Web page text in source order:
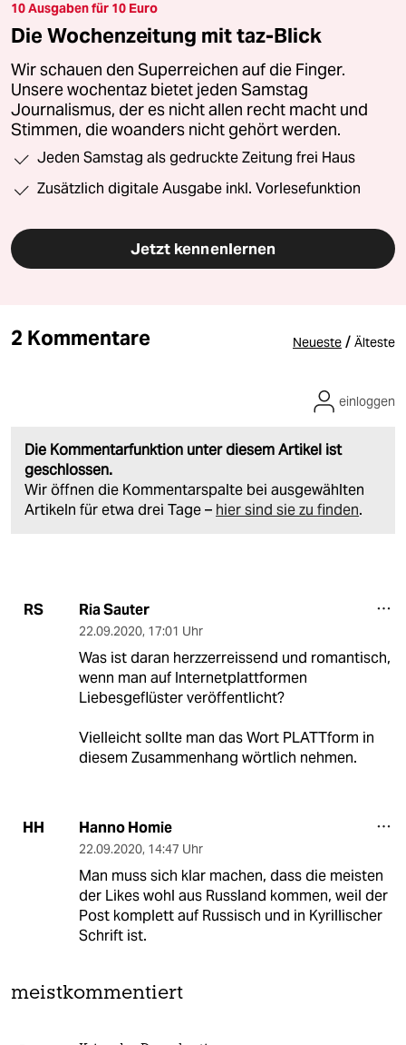
10 Ausgaben für 10 Euro
Die Wochenzeitung mit taz-Blick
Wir schauen den Superreichen auf die Finger.
Unsere wochentaz bietet jeden Samstag
Journalismus, der es nicht allen recht macht und
Stimmen, die woanders nicht gehört werden.
Jeden Samstag als gedruckte Zeitung frei Haus
Zusätzlich digitale Ausgabe inkl. Vorlesefunktion
Jetzt kennenlernen
2 Kommentare Neueste / Älteste
Die Kommentarfunktion unter diesem Artikel ist
geschlossen.
Wir öffnen die Kommentarspalte bei ausgewählten
Artikeln für etwa drei Tage – hier sind sie zu finden.
einloggen
RS Ria Sauter
22.09.2020, 17:01 Uhr
Was ist daran herzzerreissend und romantisch,
wenn man auf Internetplattformen
Liebesgeflüster veröffentlicht?
Vielleicht sollte man das Wort PLATTform in
diesem Zusammenhang wörtlich nehmen.
HH Hanno Homie
22.09.2020, 14:47 Uhr
Man muss sich klar machen, dass die meisten
der Likes wohl aus Russland kommen, weil der
Post komplett auf Russisch und in Kyrillischer
Schrift ist.
meistkommentiert